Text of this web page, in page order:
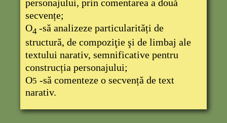
personajului, prin comentarea a două
secvențe;
O4 -să analizeze particularități de
structură, de compoziţie şi de limbaj ale
textului narativ, semnificative pentru
construcția personajului;
O5 -să comenteze o secvență de text
narativ.